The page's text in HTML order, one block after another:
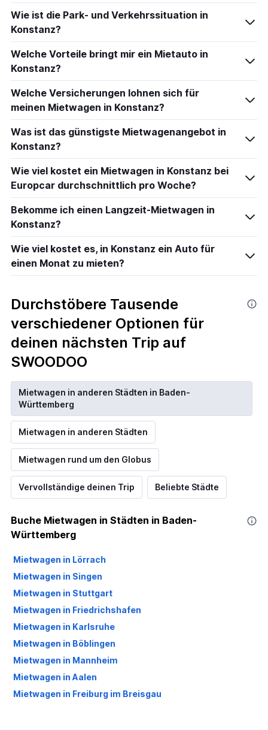
Wie ist die Park- und Verkehrssituation in
Konstanz?
Welche Vorteile bringt mir ein Mietauto in
Konstanz?
Welche Versicherungen lohnen sich für
meinen Mietwagen in Konstanz?
Was ist das günstigste Mietwagenangebot in
Konstanz?
Wie viel kostet ein Mietwagen in Konstanz bei
Europcar durchschnittlich pro Woche?
Bekomme ich einen Langzeit-Mietwagen in
Konstanz?
Wie viel kostet es, in Konstanz ein Auto für
einen Monat zu mieten?
Durchstöbere Tausende
verschiedener Optionen für
deinen nächsten Trip auf
SWOODOO
Mietwagen in anderen Städten in Baden-
Württemberg
Mietwagen in anderen Städten
Mietwagen rund um den Globus
Vervollständige deinen Trip Beliebte Städte
Buche Mietwagen in Städten in Baden-
Württemberg
Mietwagen in Lörrach
Mietwagen in Singen
Mietwagen in Stuttgart
Mietwagen in Friedrichshafen
Mietwagen in Karlsruhe
Mietwagen in Böblingen
Mietwagen in Mannheim
Mietwagen in Aalen
Mietwagen in Freiburg im Breisgau